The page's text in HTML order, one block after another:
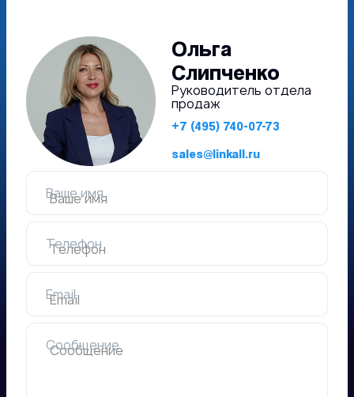
Ольга
Слипченко
Руководитель отдела
продаж
+7 (495) 740-07-73
sales@linkall.ru
Ваше имя
Телефон
Email
Сообщение